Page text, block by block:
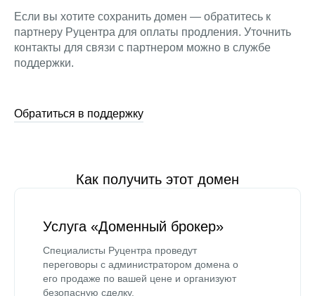
Если вы хотите сохранить домен — обратитесь к
партнеру Руцентра для оплаты продления. Уточнить
контакты для связи с партнером можно в службе
поддержки.
Обратиться в поддержку
Как получить этот домен
Услуга «Доменный брокер»
Специалисты Руцентра проведут
переговоры с администратором домена о
его продаже по вашей цене и организуют
безопасную сделку.